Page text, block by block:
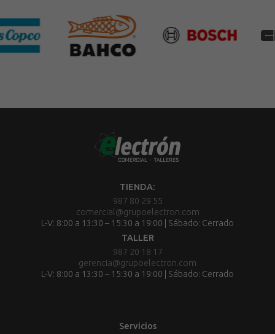
TIENDA:
987 80 29 55
comercial@grupoelectron.com
L-V: 8:00 a 13:30 – 15:30 a 19:00 | Sábado: Cerrado
TALLER
987 20 18 17
gerencia@grupoelectron.com
L-V: 8:00 a 13:30 – 15:30 a 19:00 | Sábado: Cerrado
Servicios